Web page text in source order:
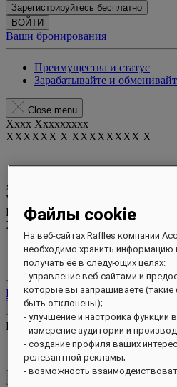
Зарегистрируйтесь бесплатно
ВОЙТИ
Ваши бронирования
Преимущества и статус
Зарабатывайте и
Close menu
Xxxx Xxxxxxxxx
XXXXXX X XXXXXXXX X
xxxxxxxx
Valid until
Бонусные баллы
XXXpts
Ваш аккаунт лояльности
Ваши бронирования
Выйти
Контакты
Контакты Close menu
Find Your Local Number
Проверить тарифы
Файлы cookie
На веб-сайтах Raffles компании
необходимо хранить информацию
получать ее в следующих целях:
- управление веб-сайтами и
которые вы запрашиваете (такие
быть отклонены);
- улучшение и настройка функций
- измерение аудитории и
- создание профиля ваших
релевантной рекламы;
- возможность